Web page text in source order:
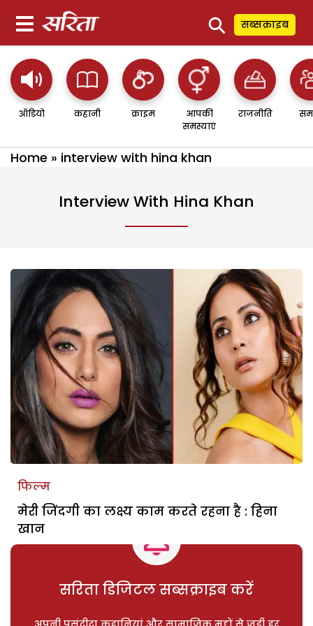
⚲ सब्सक्राइब
ऑडियो कहानी क्राइम
आपकी
समस्याएं
राजनीति
Home » interview with hina khan
Interview With Hina Khan
फिल्म
मेरी जिंदगी का लक्ष्य काम करते रहना है : हिना
खान
सरिता डिजिटल सब्सक्राइब करें